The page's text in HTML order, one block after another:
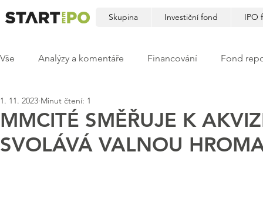
Skupina Investiční fond IPO
Vše Analýzy a komentáře Financování Fond
MMCITÉ SMĚŘUJE K
SVOLÁVÁ VALNOU
1. 11. 2023 Minut čtení: 1